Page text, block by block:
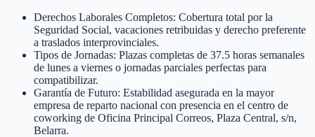
Derechos Laborales Completos: Cobertura total por la
Seguridad Social, vacaciones retribuidas y derecho preferente
a traslados interprovinciales.
Tipos de Jornadas: Plazas completas de 37.5 horas semanales
de lunes a viernes o jornadas parciales perfectas para
compatibilizar.
Garantía de Futuro: Estabilidad asegurada en la mayor
empresa de reparto nacional con presencia en el centro de
coworking de Oficina Principal Correos, Plaza Central, s/n,
Belarra.